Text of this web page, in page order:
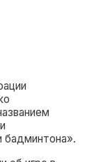
бадминтона».